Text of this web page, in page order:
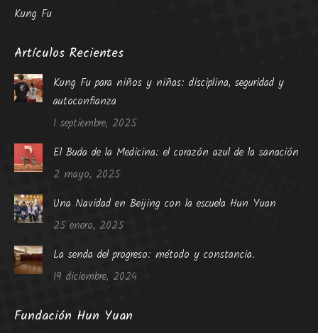
Kung Fu
Artículos Recientes
Kung Fu para niños y niñas: disciplina, seguridad y
autoconfianza
1 septiembre, 2025
El Buda de la Medicina: el corazón azul de la sanación
2 mayo, 2025
Una Navidad en Beijing con la escuela Hun Yuan
25 enero, 2025
La senda del progreso: método y constancia.
19 diciembre, 2024
Fundación Hun Yuan